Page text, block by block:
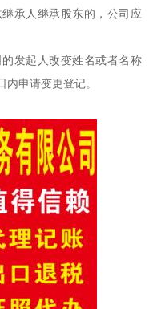
承人继承股东的，公司应
发起人改变姓名或者名称
申请变更登记。